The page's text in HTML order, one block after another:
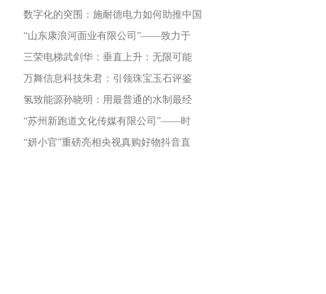
数字化的突围：施耐德电力如何助推中国
“山东康浪河面业有限公司”——致力于
三荣电梯武剑华：垂直上升：无限可能
万舞信息科技朱君：引领珠宝玉石评鉴
氢致能源孙晓明：用最普通的水制最经
“苏州新跑道文化传媒有限公司”——时
“妍小官”重磅亮相央视真购好物抖音直